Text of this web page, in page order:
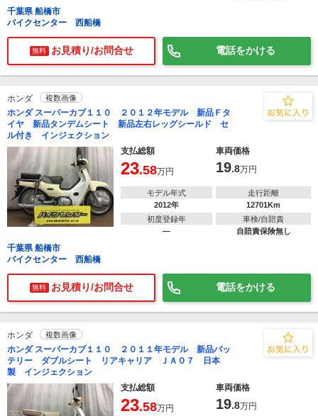
千葉県 船橋市
バイクセンター 西船橋
無料 お見積り/お問合せ 電話をかける
ホンダ 複数画像
ホンダ スーパーカブ１１０ ２０１２年モデル 新品Ｆタ
イヤ 新品タンデムシート 新品左右レッグシールド セ
ル付き インジェクション
支払総額
車両価格
23.58万円 19.8万円
モデル年式
2012年
走行距離
12701Km
初度登録年
―
車検/自賠責
自賠責保険無し
千葉県 船橋市
バイクセンター 西船橋
無料 お見積り/お問合せ 電話をかける
ホンダ 複数画像
ホンダ スーパーカブ１１０ ２０１１年モデル 新品バッ
テリー ダブルシート リアキャリア ＪＡ０７ 日本
製 インジェクション
支払総額
車両価格
23.58万円 19.8万円